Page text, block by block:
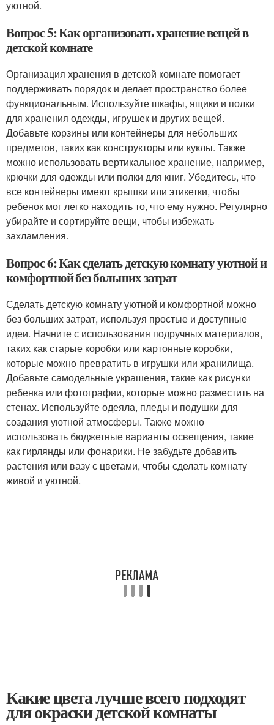
уютной.
Вопрос 5: Как организовать хранение вещей в
детской комнате
Организация хранения в детской комнате помогает
поддерживать порядок и делает пространство более
функциональным. Используйте шкафы, ящики и полки
для хранения одежды, игрушек и других вещей.
Добавьте корзины или контейнеры для небольших
предметов, таких как конструкторы или куклы. Также
можно использовать вертикальное хранение, например,
крючки для одежды или полки для книг. Убедитесь, что
все контейнеры имеют крышки или этикетки, чтобы
ребенок мог легко находить то, что ему нужно. Регулярно
убирайте и сортируйте вещи, чтобы избежать
захламления.
Вопрос 6: Как сделать детскую комнату уютной и
комфортной без больших затрат
Сделать детскую комнату уютной и комфортной можно
без больших затрат, используя простые и доступные
идеи. Начните с использования подручных материалов,
таких как старые коробки или картонные коробки,
которые можно превратить в игрушки или хранилища.
Добавьте самодельные украшения, такие как рисунки
ребенка или фотографии, которые можно разместить на
стенах. Используйте одеяла, пледы и подушки для
создания уютной атмосферы. Также можно
использовать бюджетные варианты освещения, такие
как гирлянды или фонарики. Не забудьте добавить
растения или вазу с цветами, чтобы сделать комнату
живой и уютной.
Какие цвета лучше всего подходят
для окраски детской комнаты